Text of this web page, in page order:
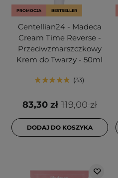
PROMOCJA BESTSELLER
Centellian24 - Madeca
Cream Time Reverse -
Przeciwzmarszczkowy
Krem do Twarzy - 50ml
33
119,00 zł
83,30 zł
DODAJ DO KOSZYKA